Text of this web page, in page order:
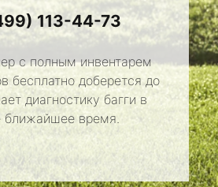
113-44-73
с полным инвентарем
бесплатно доберется до
диагностику багги в
ближайшее время.